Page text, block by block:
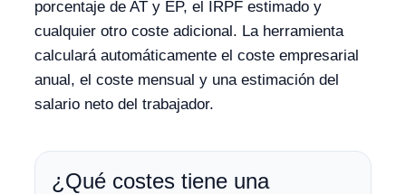
porcentaje de AT y EP, el IRPF estimado y
cualquier otro coste adicional. La herramienta
calculará automáticamente el coste empresarial
anual, el coste mensual y una estimación del
salario neto del trabajador.
¿Qué costes tiene una